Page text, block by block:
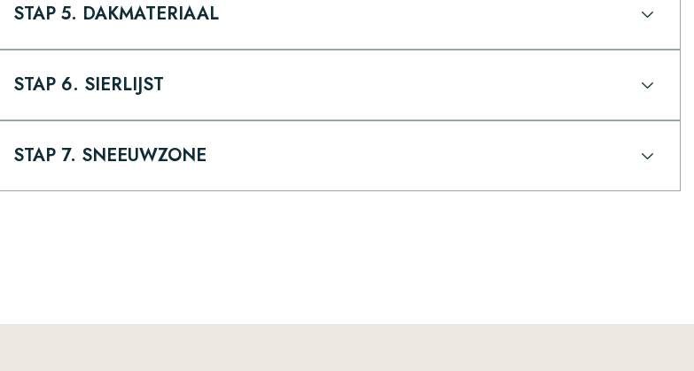
STAP 5. DAKMATERIAAL
STAP 6. SIERLIJST
STAP 7. SNEEUWZONE